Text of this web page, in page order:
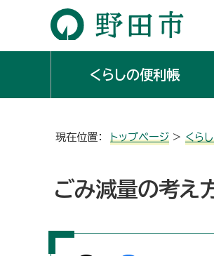
くらしの便利帳
現在位置： トップページ > くら
ごみ減量の考え